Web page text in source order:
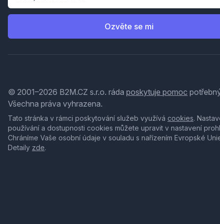
Ozvěte se mi
© 2001–2026 B2M.CZ s.r.o. ráda poskytuje pomoc
Všechna práva vyhrazena.
Tato stránka v rámci poskytování služeb využívá cookies.
používání a dostupnosti cookies můžete upravit v nastavení
Chráníme Vaše osobní údaje v souladu s nařízením Evropské
Detaily zde.